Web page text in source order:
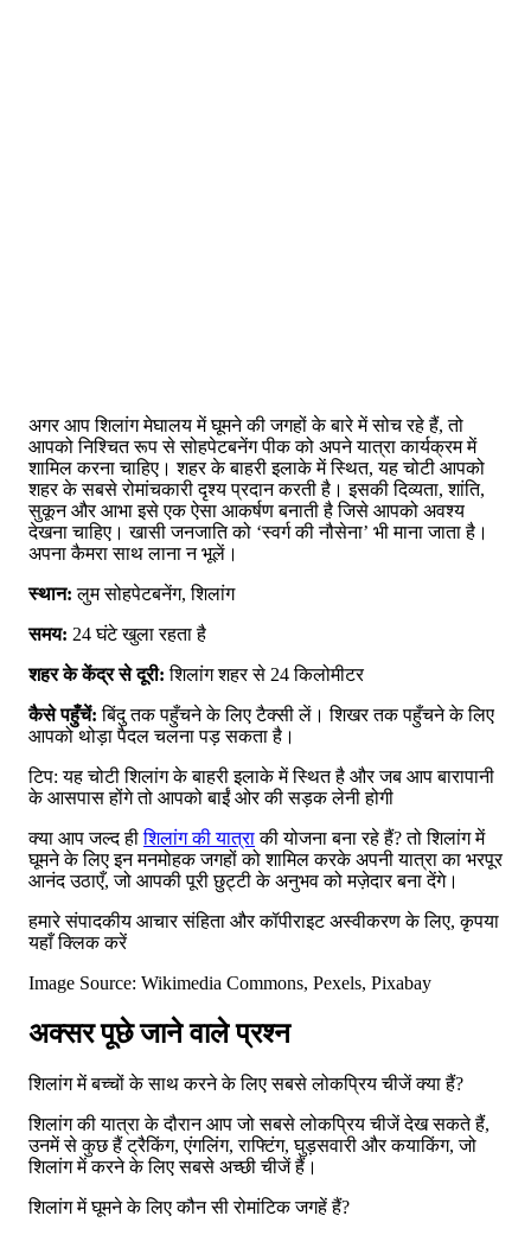
अगर आप शिलांग मेघालय में घूमने की जगहों के बारे में सोच रहे हैं, तो
आपको निश्चित रूप से सोहपेटबनेंग पीक को अपने यात्रा कार्यक्रम में
शामिल करना चाहिए। शहर के बाहरी इलाके में स्थित, यह चोटी आपको
शहर के सबसे रोमांचकारी दृश्य प्रदान करती है। इसकी दिव्यता, शांति,
सुकून और आभा इसे एक ऐसा आकर्षण बनाती है जिसे आपको अवश्य
देखना चाहिए। खासी जनजाति को ‘स्वर्ग की नौसेना’ भी माना जाता है।
अपना कैमरा साथ लाना न भूलें।
स्थान: लुम सोहपेटबनेंग, शिलांग
समय: 24 घंटे खुला रहता है
शहर के केंद्र से दूरी: शिलांग शहर से 24 किलोमीटर
कैसे पहुँचें: बिंदु तक पहुँचने के लिए टैक्सी लें। शिखर तक पहुँचने के लिए
आपको थोड़ा पैदल चलना पड़ सकता है।
टिप: यह चोटी शिलांग के बाहरी इलाके में स्थित है और जब आप बारापानी
के आसपास होंगे तो आपको बाईं ओर की सड़क लेनी होगी
क्या आप जल्द हीशिलांग की यात्राकी योजना बना रहे हैं? तो शिलांग में
घूमने के लिए इन मनमोहक जगहों को शामिल करके अपनी यात्रा का भरपूर
आनंद उठाएँ, जो आपकी पूरी छुट्टी के अनुभव को मज़ेदार बना देंगे।
हमारे संपादकीय आचार संहिता और कॉपीराइट अस्वीकरण के लिए, कृपया
यहाँ क्लिक करें
Image Source: Wikimedia Commons, Pexels, Pixabay
अक्सर पूछे जाने वाले प्रश्न
शिलांग में बच्चों के साथ करने के लिए सबसे लोकप्रिय चीजें क्या हैं?
शिलांग की यात्रा के दौरान आप जो सबसे लोकप्रिय चीजें देख सकते हैं,
उनमें से कुछ हैं ट्रैकिंग, एंगलिंग, राफ्टिंग, घुड़सवारी और कयाकिंग, जो
शिलांग में करने के लिए सबसे अच्छी चीजें हैं।
शिलांग में घूमने के लिए कौन सी रोमांटिक जगहें हैं?